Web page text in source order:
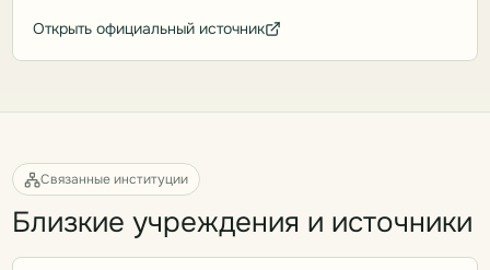
Открыть официальный источник
Связанные институции
Близкие учреждения и источники